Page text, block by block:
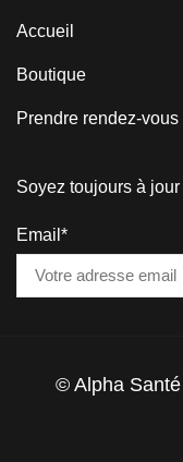
Accueil
Boutique
Prendre rendez-vous
Soyez toujours à
Email*
© Alpha